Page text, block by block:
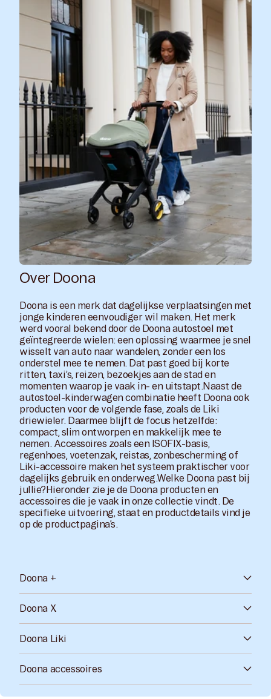
Over Doona
Doona is een merk dat dagelijkse verplaatsingen met
jonge kinderen eenvoudiger wil maken. Het merk
werd vooral bekend door de Doona autostoel met
geïntegreerde wielen: een oplossing waarmee je snel
wisselt van auto naar wandelen, zonder een los
onderstel mee te nemen. Dat past goed bij korte
ritten, taxi’s, reizen, bezoekjes aan de stad en
momenten waarop je vaak in- en uitstapt.Naast de
autostoel-kinderwagen combinatie heeft Doona ook
producten voor de volgende fase, zoals de Liki
driewieler. Daarmee blijft de focus hetzelfde:
compact, slim ontworpen en makkelijk mee te
nemen. Accessoires zoals een ISOFIX-basis,
regenhoes, voetenzak, reistas, zonbescherming of
Liki-accessoire maken het systeem praktischer voor
dagelijks gebruik en onderweg.Welke Doona past bij
jullie?Hieronder zie je de Doona producten en
accessoires die je vaak in onze collectie vindt. De
specifieke uitvoering, staat en productdetails vind je
op de productpagina’s.
Doona +
Doona X
Doona Liki
Doona accessoires